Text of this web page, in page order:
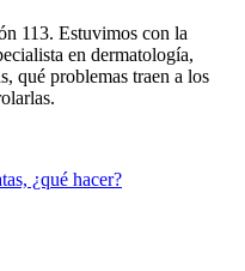
113. Estuvimos con la
en dermatología,
qué problemas traen a los
¿qué hacer?